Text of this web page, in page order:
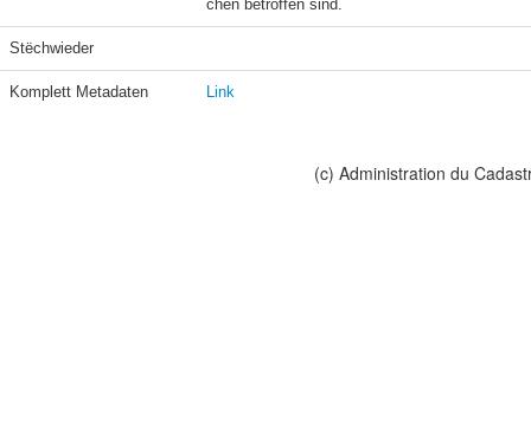
chen betroffen sind.
Stëchwieder
Komplett Metadaten Link
(c) Administration du